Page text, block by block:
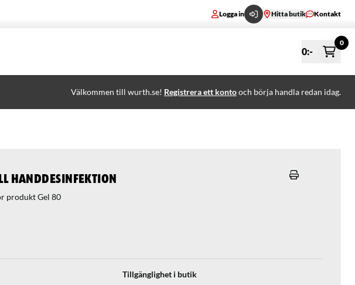
Logga in Hitta butik Kontakt
0:-
0
Välkommen till wurth.se! Registrera ett kontooch börja handla redan idag.
handdesinfektion
Tillgänglighet i butik